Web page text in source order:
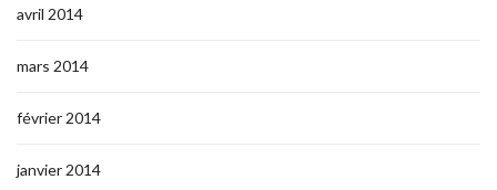
avril 2014
mars 2014
février 2014
janvier 2014